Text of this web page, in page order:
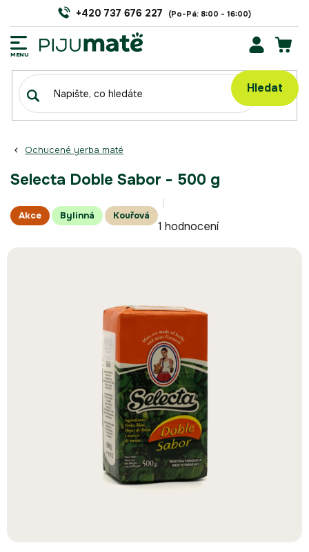
Hledat
+420 737 676 227
Ochucené yerba maté
Selecta Doble Sabor - 500 g
Akce Bylinná Kouřová
Průměrné
hodnocení
hvězdiček.
1 hodnocení